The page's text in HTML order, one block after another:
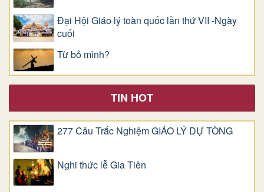
Đại Hội Giáo lý toàn quốc lần thứ VII -Ngày
cuối
Từ bỏ mình?
TIN HOT
277 Câu Trắc Nghiệm GIÁO LÝ DỰ TÒNG
Nghi thức lễ Gia Tiên